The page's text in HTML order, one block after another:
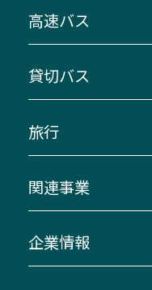
主要停留所案内図
路線バスのご利用
三重交通接近情報
ダイヤ改正情報
迂回・休止について
臨時バスについて
伊勢二見鳥羽周遊
「みえブルーラ
高速バス
南紀・VISON～横
伊賀～名古屋
南紀～VISON～名
湯の山温泉～名古
桑名・長島温泉・
（休止中）
貸切バス
貸切バスのご利用
お問い合わせ
旅行
貸切バス団体旅行
美し国周遊ばす
関連事業
自家用自動車車両
企業情報